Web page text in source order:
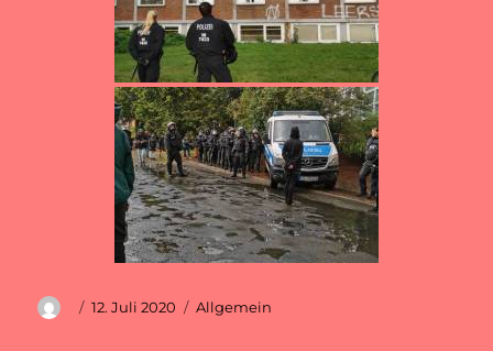
AutorVeröffentlicht
12. Juli 2020 Kategorien
Allgemein